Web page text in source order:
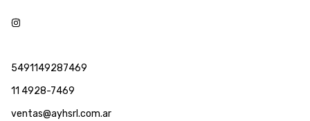
5491149287469
11 4928-7469
ventas@ayhsrl.com.ar